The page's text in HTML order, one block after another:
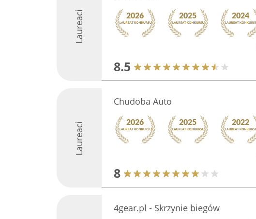
Laureaci
8.5
Laureaci
Chudoba Auto
8
4gear.pl - Skrzynie biegów